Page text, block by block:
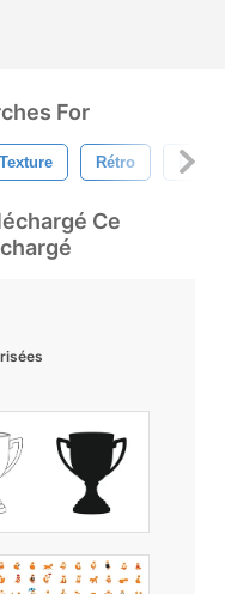
For
Texture Rétro Photo
Ce